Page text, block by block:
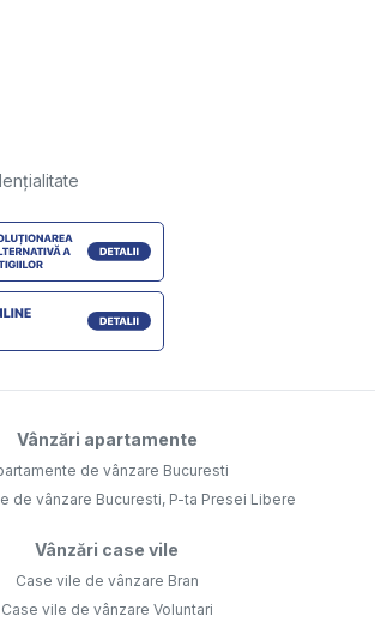
Vânzări apartamente
de vânzare Bucuresti
de vânzare Bucuresti, P-ta Presei Libere
Vânzări case vile
Case vile de vânzare Bran
Case vile de vânzare Voluntari